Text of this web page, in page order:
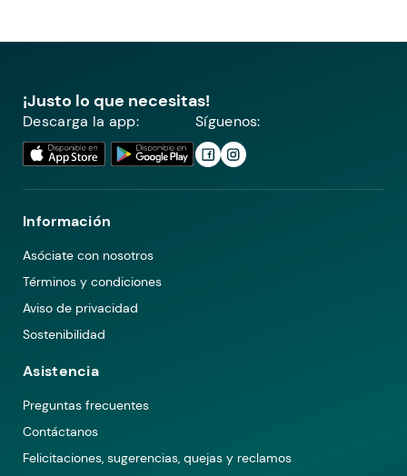
¡Justo lo que necesitas!
Descarga la app: Síguenos:
Información
Asóciate con nosotros
Términos y condiciones
Aviso de privacidad
Sostenibilidad
Asistencia
Preguntas frecuentes
Contáctanos
Felicitaciones, sugerencias, quejas y reclamos